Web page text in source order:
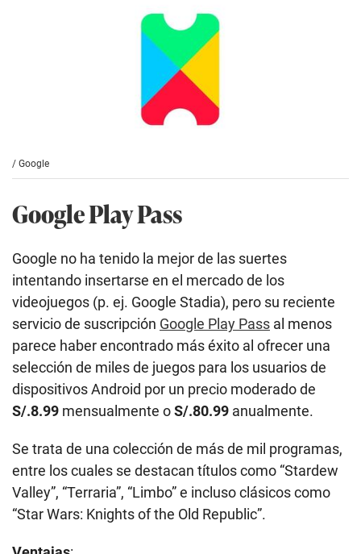
Google Play Pass
Google no ha tenido la mejor de las suertes
servicio de suscripciónGoogle Play Passal menos
selección de miles de juegos para los usuarios de
S/.8.99 mensualmente oS/.80.99anualmente.
Se trata de una colección de más de mil programas,
entre los cuales se destacan títulos como “Stardew
Valley”, “Terraria”, “Limbo” e incluso clásicos como
“Star Wars: Knights of the Old Republic”.
Ventajas:
otros tipos de aplicaciones.
Sin anuncios ni compras dentro de la aplicación
Desventajas: